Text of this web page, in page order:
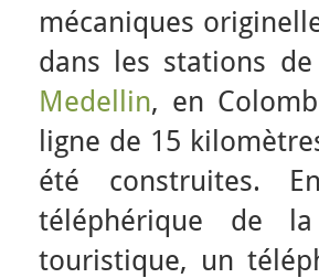
mécaniques
dans les stations
Medellin, en
ligne de 15
été construites.
téléphérique de
touristique, un